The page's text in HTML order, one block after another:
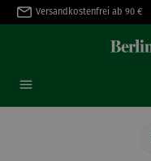
springen
Versandkostenfrei ab 90 €